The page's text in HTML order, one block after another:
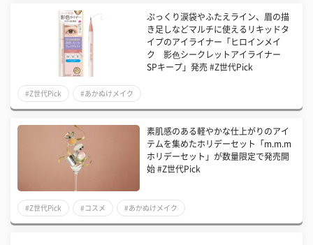
ぷっくり涙袋やふたえライン、眉の描
き足しなどマルチに使えるリキッドタ
イプのアイライナー「ヒロインメイ
ク 影⾊シークレットアイライナー
SPキープ」発売 #Z世代Pick
#Z世代Pick #あかぬけメイク
素肌感のある軽やかな仕上がりのアイ
テムを集めたホリデーセット「m.m.m
ホリデーセット」が数量限定で発売開
始 #Z世代Pick
#Z世代Pick #コスメ #あかぬけメイク